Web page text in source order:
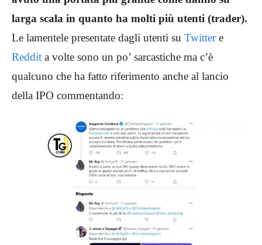
larga scala in quanto ha molti più utenti (trader).
Le lamentele presentate dagli utenti su Twittere
Reddit a volte sono un po’ sarcastiche ma c’è
qualcuno che ha fatto riferimento anche al lancio
della IPO commentando: